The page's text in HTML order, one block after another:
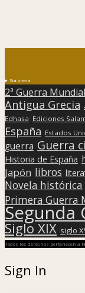
Sorpresa
2ª Guerra
Antigua Grecia
Edhasa Ediciones
España Estados
guerra Guerra
Historia de España
Japón libros
Novela histórica
Primera Guerra
Segunda
Siglo XIX siglo
Todos los derechos pertenecen
Sign In